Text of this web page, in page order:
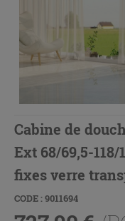
Cabine de
Ext 68/69,5-
fixes verre
CODE : 9011694